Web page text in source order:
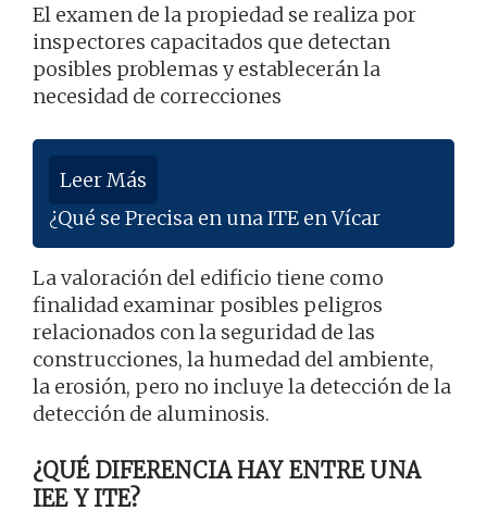
El examen de la propiedad se realiza por
inspectores capacitados que detectan
posibles problemas y establecerán la
necesidad de correcciones
Leer Más
¿Qué se Precisa en una ITE en Vícar
La valoración del edificio tiene como
finalidad examinar posibles peligros
relacionados con la seguridad de las
construcciones, la humedad del ambiente,
la erosión, pero no incluye la detección de la
detección de aluminosis.
¿QUÉ DIFERENCIA HAY ENTRE UNA
IEE Y ITE?